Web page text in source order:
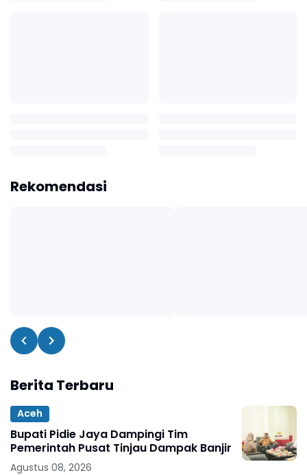
Rekomendasi
Berita Terbaru
Aceh
Bupati Pidie Jaya Dampingi Tim
Pemerintah Pusat Tinjau Dampak Banjir
Agustus 08, 2026